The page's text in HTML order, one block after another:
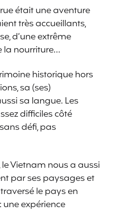
était une aventure
très accueillants,
d’une extrême
la nourriture…
historique hors
sa (ses)
sa langue. Les
difficiles côté
défi, pas
Vietnam nous a aussi
par ses paysages et
le pays en
expérience